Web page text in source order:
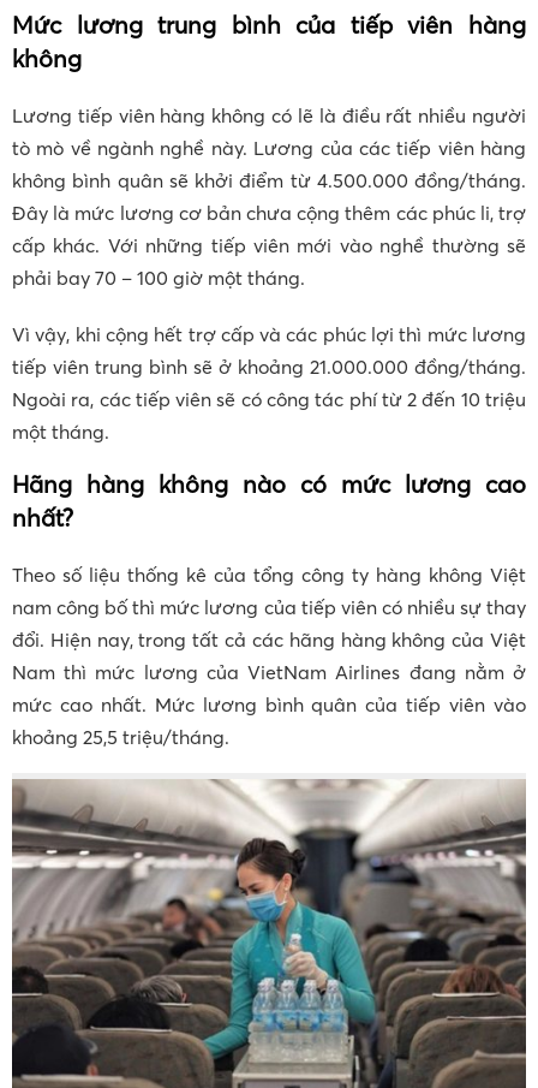
Mức lương trung bình của tiếp viên hàng
không
Lương tiếp viên hàng không có lẽ là điều rất nhiều người
tò mò về ngành nghề này. Lương của các tiếp viên hàng
không bình quân sẽ khởi điểm từ 4.500.000 đồng/tháng.
Đây là mức lương cơ bản chưa cộng thêm các phúc li, trợ
cấp khác. Với những tiếp viên mới vào nghề thường sẽ
phải bay 70 – 100 giờ một tháng.
Vì vậy, khi cộng hết trợ cấp và các phúc lợi thì mức lương
tiếp viên trung bình sẽ ở khoảng 21.000.000 đồng/tháng.
Ngoài ra, các tiếp viên sẽ có công tác phí từ 2 đến 10 triệu
một tháng.
Hãng hàng không nào có mức lương cao
nhất?
Theo số liệu thống kê của tổng công ty hàng không Việt
nam công bố thì mức lương của tiếp viên có nhiều sự thay
đổi. Hiện nay, trong tất cả các hãng hàng không của Việt
Nam thì mức lương của VietNam Airlines đang nằm ở
mức cao nhất. Mức lương bình quân của tiếp viên vào
khoảng 25,5 triệu/tháng.